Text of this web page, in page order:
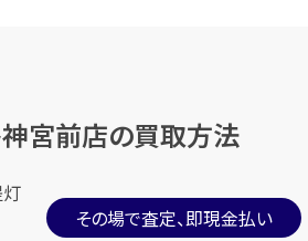
神宮前店の買取方法
その場で査定、即現金払い